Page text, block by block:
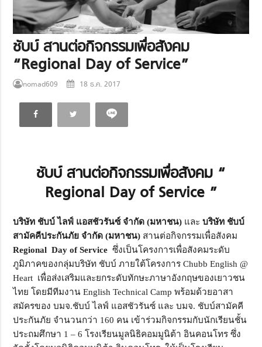
ชับบ์ สานต่อกิจกรรมเพื่อสังคม
“Regional Day of Service”
nomad609 18 ธ.ค. 2017
ชับบ์ สานต่อกิจกรรมเพื่อสังคม “
Regional Day of Service ”
บริษัท ชับบ์ ไลฟ์ แอสชัวรันซ์ จำกัด (มหาชน) และบริษัท ชับบ์
สามัคคีประกันภัย จำกัด (มหาชน) สานต่อกิจกรรมเพื่อสังคม
Regional Day of Service ซึ่งเป็นโครงการเพื่อสังคมระดับ
ภูมิภาคของกลุ่มบริษัท ชับบ์ ภายใต้โครงการ Chubb English @
Heart เพื่อส่งเสริมและยกระดับทักษะภาษาอังกฤษของเยาวชน
ไทย โดยมีทีมงาน English Technical Camp พร้อมด้วยอาสา
สมัครของ บมจ.ชับบ์ ไลฟ์ แอสชัวรันซ์ และ บมจ. ชับบ์สามัคคี
ประกันภัย จำนวนกว่า 160 คน เข้าร่วมกิจกรรมกับนักเรียนชั้น
ประถมศึกษา 1 – 6 โรงเรียนมูลนิธิคอมมูนิต้า อินคอนโทร ซึ่ง